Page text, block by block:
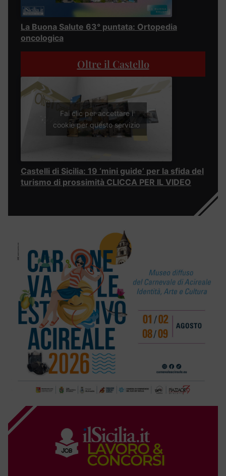
La Buona Salute 63° puntata: Ortopedia
oncologica
Oltre il Castello
Fai clic per accettare i
cookie per questo servizio
Castelli di Sicilia: 19 ‘mini guide’ per la sfida del
turismo di prossimità CLICCA PER IL VIDEO